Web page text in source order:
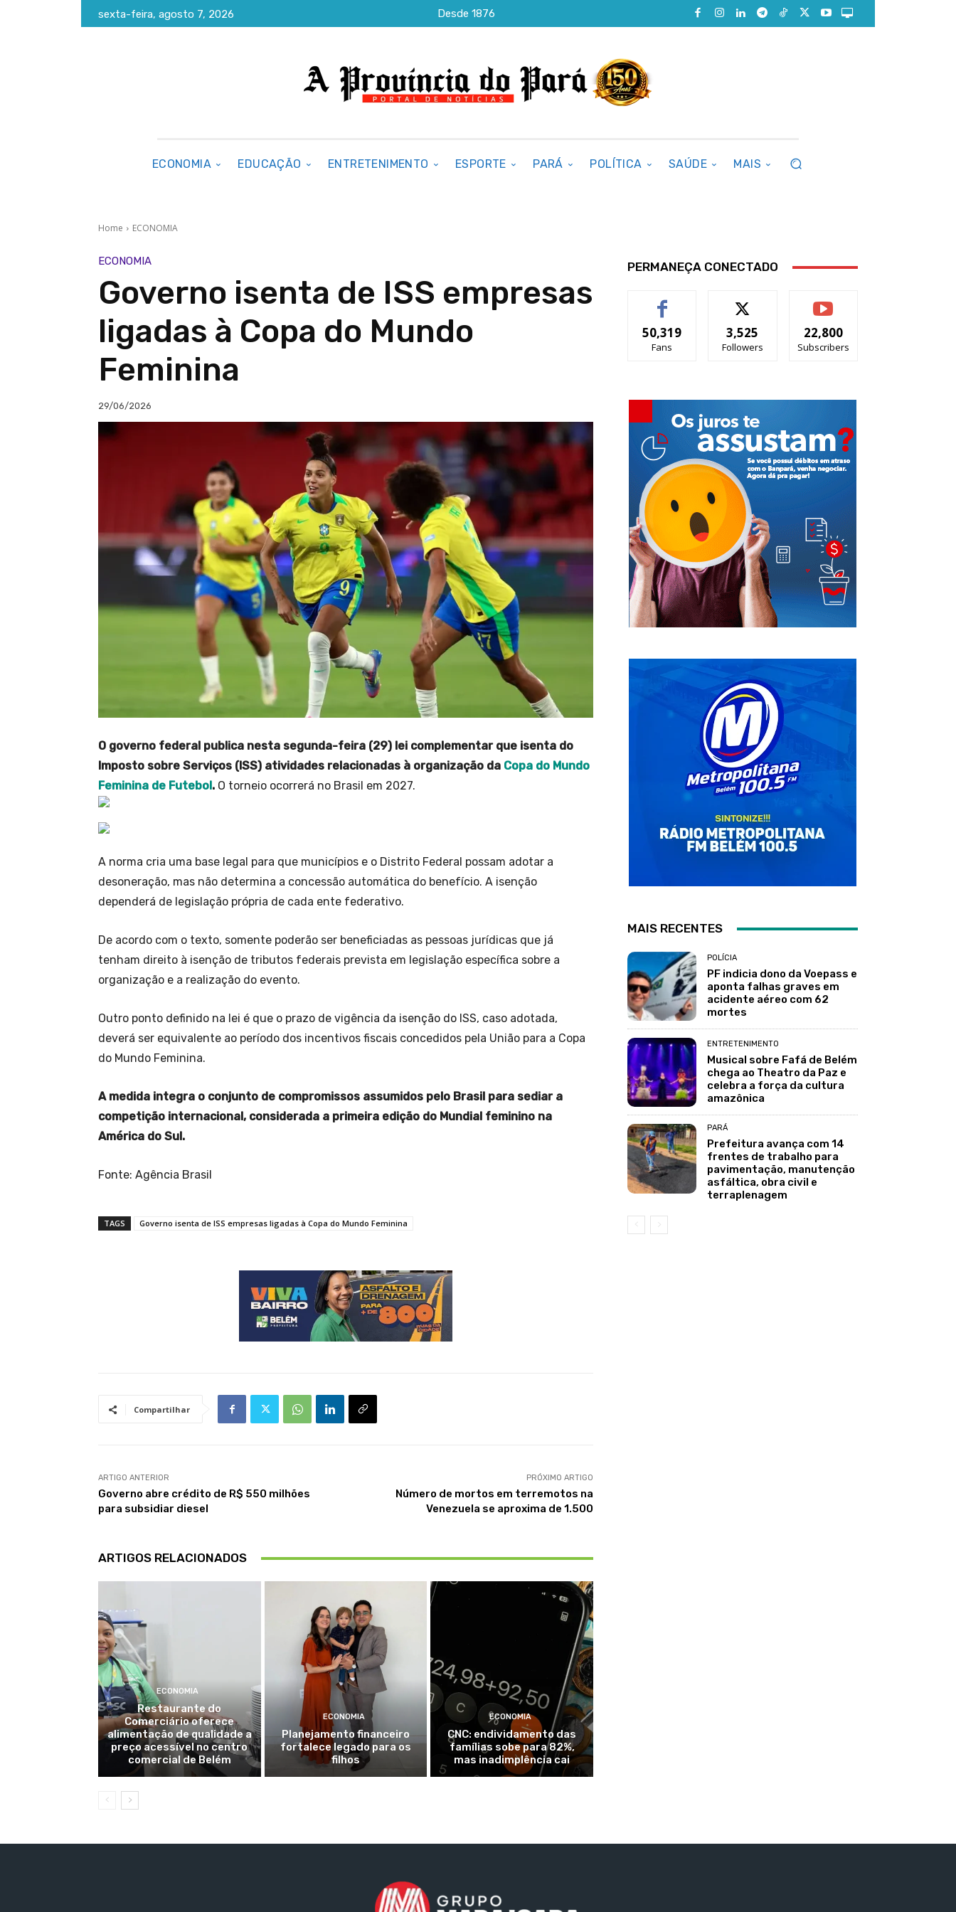
sexta-feira, agosto 7, 2026 Desde 1876
ECONOMIA EDUCAÇÃO ENTRETENIMENTO ESPORTE PARÁ POLÍTICA SAÚDE MAIS
Home ECONOMIA
ECONOMIA
Governo isenta de ISS empresas
ligadas à Copa do Mundo
Feminina
29/06/2026
O governo federal publica nesta segunda-feira (29) lei complementar que isenta do
Imposto sobre Serviços (ISS) atividades relacionadas à organização da Copa do Mundo
Feminina de Futebol. O torneio ocorrerá no Brasil em 2027.
A norma cria uma base legal para que municípios e o Distrito Federal possam adotar a
desoneração, mas não determina a concessão automática do benefício. A isenção
dependerá de legislação própria de cada ente federativo.
De acordo com o texto, somente poderão ser beneficiadas as pessoas jurídicas que já
tenham direito à isenção de tributos federais prevista em legislação específica sobre a
organização e a realização do evento.
Outro ponto definido na lei é que o prazo de vigência da isenção do ISS, caso adotada,
deverá ser equivalente ao período dos incentivos fiscais concedidos pela União para a Copa
do Mundo Feminina.
A medida integra o conjunto de compromissos assumidos pelo Brasil para sediar a
competição internacional, considerada a primeira edição do Mundial feminino na
América do Sul.
Fonte: Agência Brasil
TAGS Governo isenta de ISS empresas ligadas à Copa do Mundo Feminina
Compartilhar
ARTIGO ANTERIOR
Governo abre crédito de R$ 550 milhões
para subsidiar diesel
PRÓXIMO ARTIGO
Número de mortos em terremotos na
Venezuela se aproxima de 1.500
ARTIGOS RELACIONADOS
ECONOMIA
Restaurante do
Comerciário oferece
alimentação de qualidade a
preço acessível no centro
comercial de Belém
ECONOMIA
Planejamento financeiro
fortalece legado para os
filhos
ECONOMIA
CNC: endividamento das
famílias sobe para 82%,
mas inadimplência cai
PERMANEÇA CONECTADO
50,319
Fans
3,525
Followers
22,800
Subscribers
MAIS RECENTES
POLÍCIA
PF indicia dono da Voepass e
aponta falhas graves em
acidente aéreo com 62
mortes
ENTRETENIMENTO
Musical sobre Fafá de Belém
chega ao Theatro da Paz e
celebra a força da cultura
amazônica
PARÁ
Prefeitura avança com 14
frentes de trabalho para
pavimentação, manutenção
asfáltica, obra civil e
terraplenagem